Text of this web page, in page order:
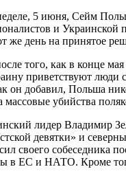
5 июня, Сейм
и
же день на принятое
того, как в конце
приветствуют люди
он добавил, Польша
массовые убийства
лидер Владимир
девятки» и
своего собеседника
в ЕС и НАТО. Кроме